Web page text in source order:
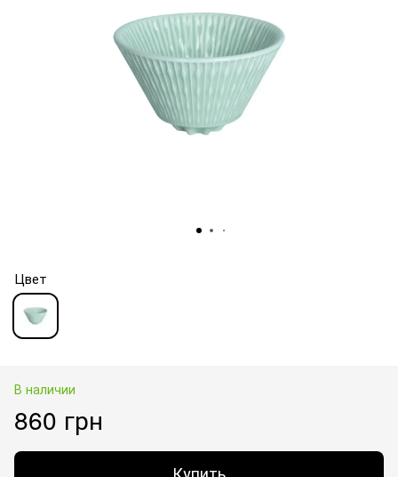
Цвет
В наличии
860 грн
Купить